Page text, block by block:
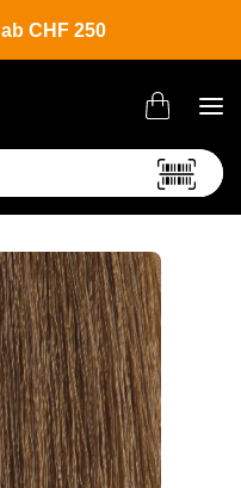
CHF 250
Rhapsody